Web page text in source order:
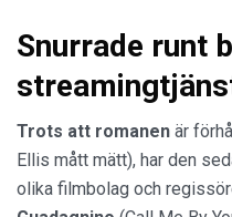
Snurrade runt
Trots att romanen är
Ellis mått mätt), har den
olika filmbolag och